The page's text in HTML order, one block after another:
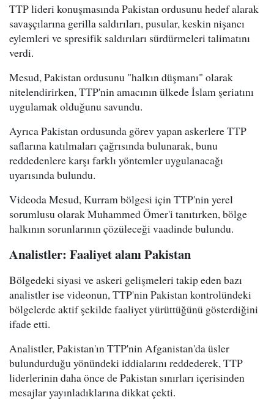
TTP lideri konuşmasında Pakistan ordusunu hedef alarak
savaşçılarına gerilla saldırıları, pusular, keskin nişancı
eylemleri ve spresifik saldırıları sürdürmeleri talimatını
verdi.
Mesud, Pakistan ordusunu "halkın düşmanı" olarak
nitelendirirken, TTP'nin amacının ülkede İslam şeriatını
uygulamak olduğunu savundu.
Ayrıca Pakistan ordusunda görev yapan askerlere TTP
saflarına katılmaları çağrısında bulunarak, bunu
reddedenlere karşı farklı yöntemler uygulanacağı
uyarısında bulundu.
Videoda Mesud, Kurram bölgesi için TTP'nin yerel
sorumlusu olarak Muhammed Ömer'i tanıtırken, bölge
halkının sorunlarının çözüleceği vaadinde bulundu.
Analistler: Faaliyet alanı Pakistan
Bölgedeki siyasi ve askeri gelişmeleri takip eden bazı
analistler ise videonun, TTP'nin Pakistan kontrolündeki
bölgelerde aktif şekilde faaliyet yürüttüğünü gösterdiğini
ifade etti.
Analistler, Pakistan'ın TTP'nin Afganistan'da üsler
bulundurduğu yönündeki iddialarını reddederek, TTP
liderlerinin daha önce de Pakistan sınırları içerisinden
mesajlar yayınladıklarına dikkat çekti.